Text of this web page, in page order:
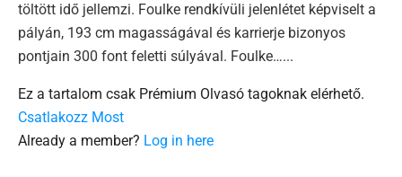
töltött idő jellemzi. Foulke rendkívüli jelenlétet képviselt a
pályán, 193 cm magasságával és karrierje bizonyos
pontjain 300 font feletti súlyával. Foulke…...
Ez a tartalom csak Prémium Olvasó tagoknak elérhető.
Csatlakozz Most
Already a member? Log in here